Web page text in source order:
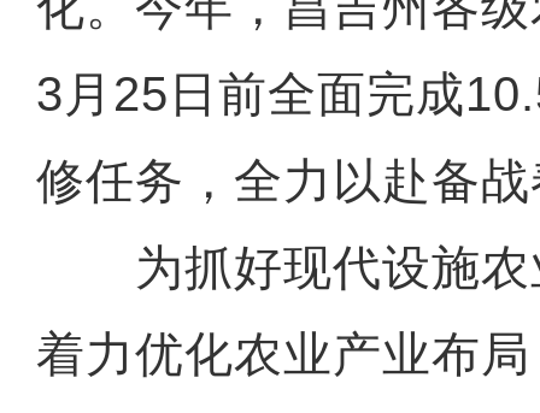
3月25日前全面完成
修任务，全力以赴备
为抓好现代设施农
着力优化农业产业布